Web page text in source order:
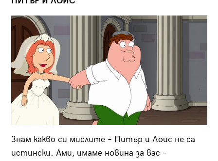
Знам какво си мислите – Питър и Лоис не са
истински. Ами, имаме новина за вас –